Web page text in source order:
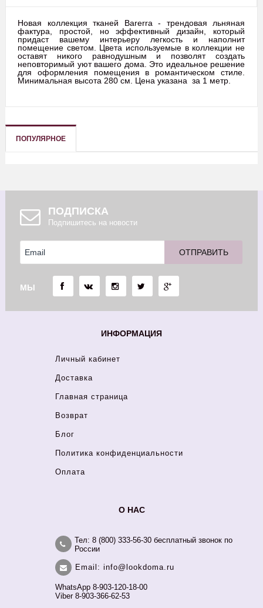
Новая коллекция тканей Barerra - трендовая льняная
фактура, простой, но эффективный дизайн, который
придаст вашему интерьеру легкость и наполнит
помещение светом. Цвета используемые в коллекции не
оставят никого равнодушным и позволят создать
неповторимый уют вашего дома. Это идеальное решение
для оформления помещения в романтическом стиле.
Минимальная высота 280 см. Цена указана за 1 метр.
ПОПУЛЯРНОЕ
ПОДПИСКА
Подпишитесь на новости
МЫ
ИНФОРМАЦИЯ
Личный кабинет
Доставка
Главная страница
Возврат
Блог
Политика конфиденциальности
Оплата
О НАС
Тел: 8 (800) 333-56-30 бесплатный звонок по
России
Email: info@lookdoma.ru
WhatsApp 8-903-120-18-00
Viber 8-903-366-62-53